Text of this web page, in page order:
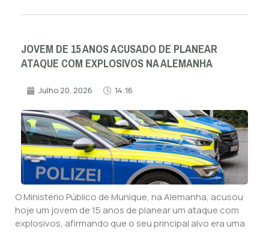
JOVEM DE 15 ANOS ACUSADO DE PLANEAR
ATAQUE COM EXPLOSIVOS NA ALEMANHA
Julho 20, 2026 14:16
O Ministério Público de Munique, na Alemanha, acusou
hoje um jovem de 15 anos de planear um ataque com
explosivos, afirmando que o seu principal alvo era uma